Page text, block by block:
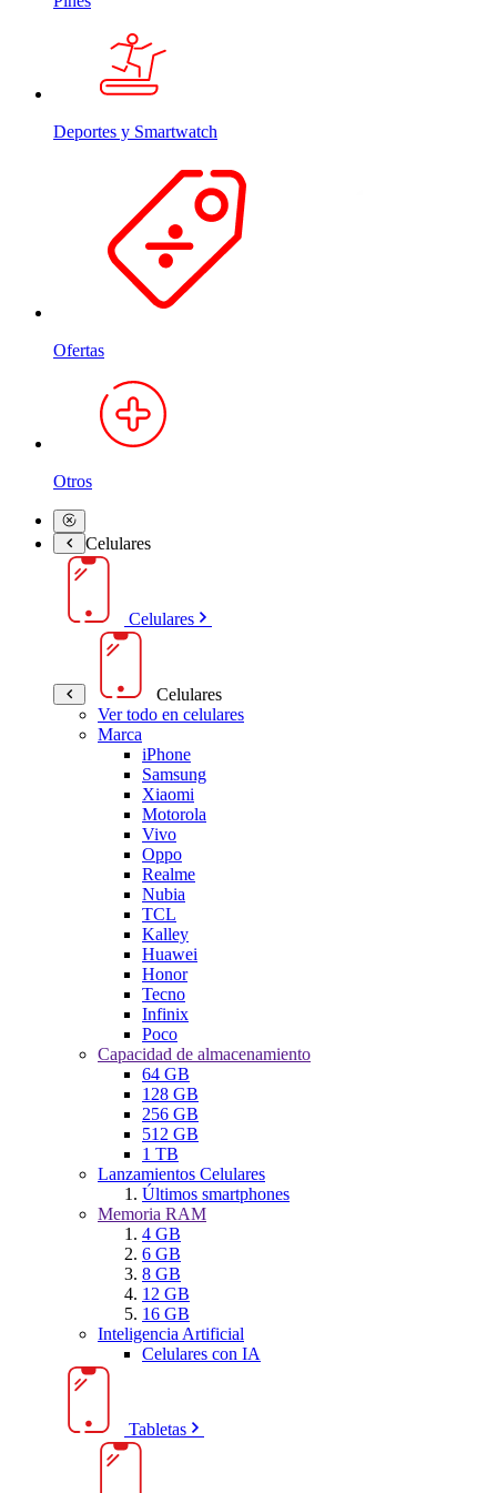
Deportes y Smartwatch
Ofertas
Otros
Celulares
Celulares
Celulares
Ver todo en celulares
Marca
iPhone
Samsung
Xiaomi
Motorola
Vivo
Oppo
Realme
Nubia
TCL
Kalley
Huawei
Honor
Tecno
Infinix
Poco
Capacidad de almacenamiento
64 GB
128 GB
256 GB
512 GB
1 TB
Lanzamientos Celulares
Últimos smartphones
Memoria RAM
4 GB
6 GB
8 GB
12 GB
16 GB
Inteligencia Artificial
Celulares con IA
Tabletas